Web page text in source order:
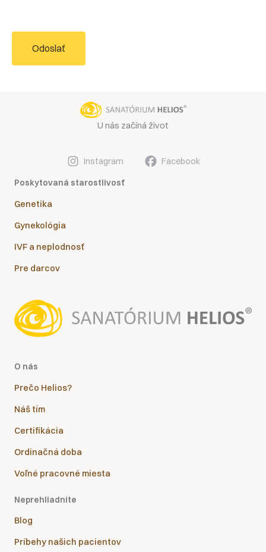
Odoslať
U nás začíná život
Instagram Facebook
Poskytovaná starostlivosť
Genetika
Gynekológia
IVF a neplodnosť
Pre darcov
O nás
Prečo Helios?
Náš tím
Certifikácia
Ordinačná doba
Voľné pracovné miesta
Neprehliadnite
Blog
Príbehy našich pacientov